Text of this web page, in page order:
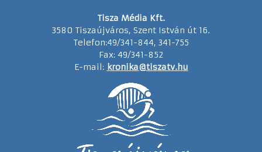
Tisza Média Kft.
3580 Tiszaújváros, Szent István út 16.
Telefon:49/341-844, 341-755
Fax: 49/341-852
E-mail: kronika@tiszatv.hu